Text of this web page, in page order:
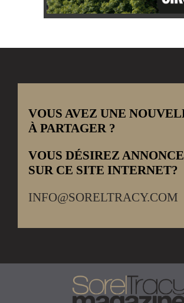
VOUS AVEZ UNE
À PARTAGER ?
VOUS DÉSIREZ
SUR CE SITE INTERNET?
INFO@SORELTRACY.COM